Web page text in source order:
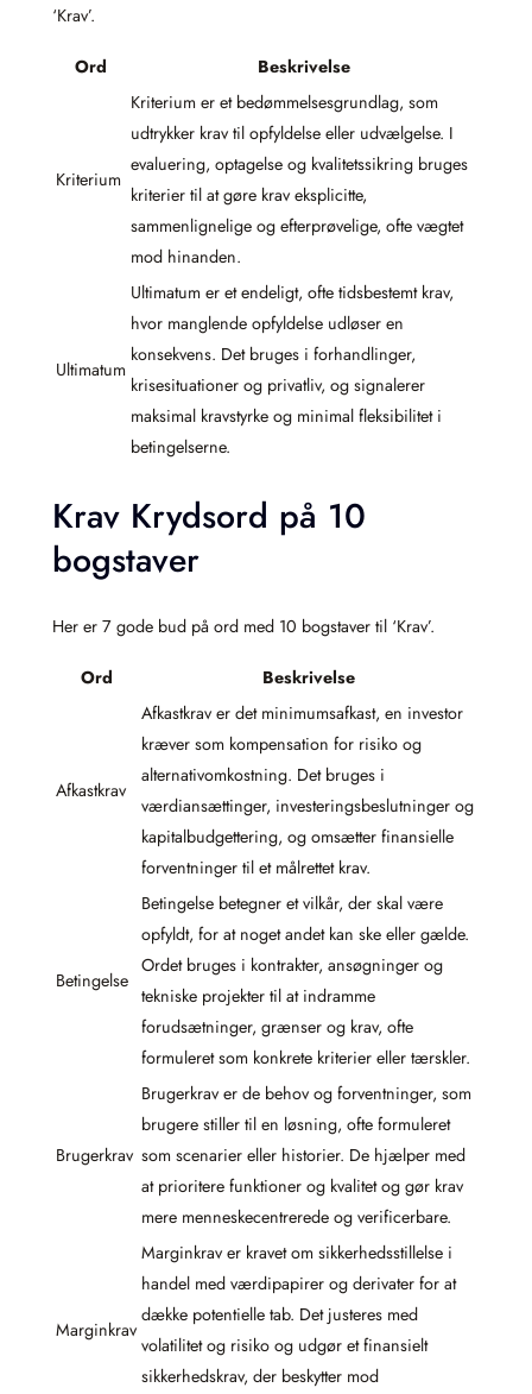
‘Krav’.
Ord Beskrivelse
Kriterium
Kriterium er et bedømmelsesgrundlag, som
udtrykker krav til opfyldelse eller udvælgelse. I
evaluering, optagelse og kvalitetssikring bruges
kriterier til at gøre krav eksplicitte,
sammenlignelige og efterprøvelige, ofte vægtet
mod hinanden.
Ultimatum
Ultimatum er et endeligt, ofte tidsbestemt krav,
hvor manglende opfyldelse udløser en
konsekvens. Det bruges i forhandlinger,
krisesituationer og privatliv, og signalerer
maksimal kravstyrke og minimal fleksibilitet i
betingelserne.
Krav Krydsord på 10
bogstaver
Her er 7 gode bud på ord med 10 bogstaver til ‘Krav’.
Ord Beskrivelse
Afkastkrav
Afkastkrav er det minimumsafkast, en investor
kræver som kompensation for risiko og
alternativomkostning. Det bruges i
værdiansættinger, investeringsbeslutninger og
kapitalbudgettering, og omsætter finansielle
forventninger til et målrettet krav.
Betingelse
Betingelse betegner et vilkår, der skal være
opfyldt, for at noget andet kan ske eller gælde.
Ordet bruges i kontrakter, ansøgninger og
tekniske projekter til at indramme
forudsætninger, grænser og krav, ofte
formuleret som konkrete kriterier eller tærskler.
Brugerkrav
Brugerkrav er de behov og forventninger, som
brugere stiller til en løsning, ofte formuleret
som scenarier eller historier. De hjælper med
at prioritere funktioner og kvalitet og gør krav
mere menneskecentrerede og verificerbare.
Marginkrav
Marginkrav er kravet om sikkerhedsstillelse i
handel med værdipapirer og derivater for at
dække potentielle tab. Det justeres med
volatilitet og risiko og udgør et finansielt
sikkerhedskrav, der beskytter mod